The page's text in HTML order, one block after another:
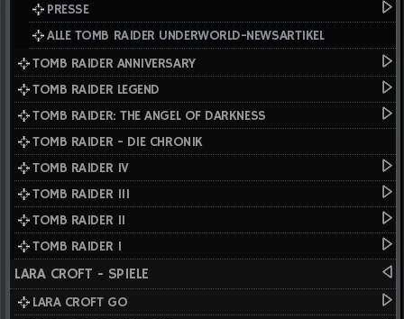
PRESSE
ALLE TOMB RAIDER UNDERWORLD-NEWSARTIKEL
TOMB RAIDER ANNIVERSARY
TOMB RAIDER LEGEND
TOMB RAIDER: THE ANGEL OF DARKNESS
TOMB RAIDER - DIE CHRONIK
TOMB RAIDER IV
TOMB RAIDER III
TOMB RAIDER II
TOMB RAIDER I
LARA CROFT - SPIELE
LARA CROFT GO